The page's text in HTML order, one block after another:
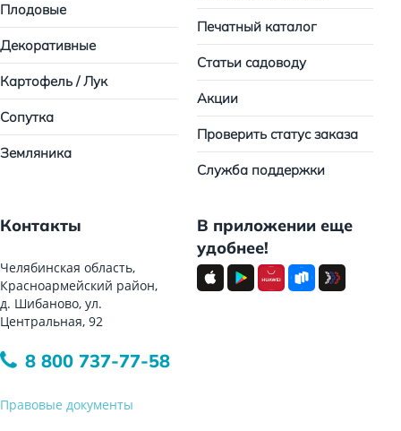
Плодовые
Декоративные
Картофель / Лук
Сопутка
Земляника
Печатный каталог
Статьи садоводу
Акции
Проверить статус заказа
Служба поддержки
Контакты
Челябинская область,
Красноармейский район,
д. Шибаново, ул.
Центральная, 92
8 800 737-77-58
Правовые документы
В приложении еще
удобнее!